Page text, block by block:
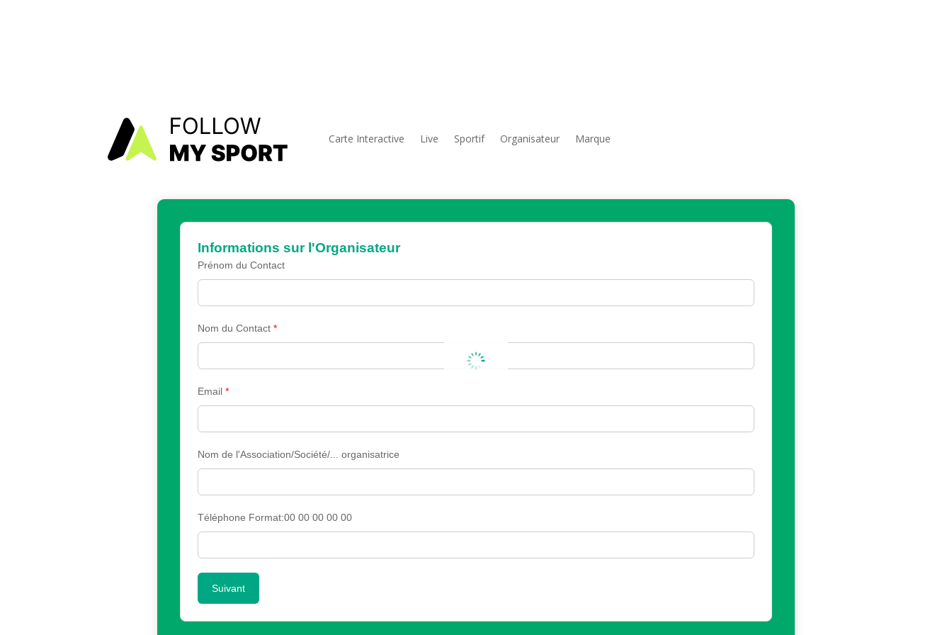
Carte Interactive Live Sportif Organisateur Marque
Informations sur l'Organisateur
Prénom du Contact
Nom du Contact *
Email *
Nom de l'Association/Société/... organisatrice
Téléphone Format:00 00 00 00 00
Suivant